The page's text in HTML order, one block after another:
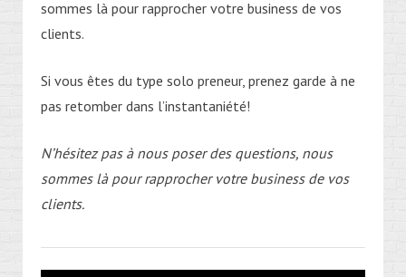
sommes là pour rapprocher votre business de vos
clients.
Si vous êtes du type solo preneur, prenez garde à ne
pas retomber dans l’instantaniété!
N’hésitez pas à nous poser des questions, nous
sommes là pour rapprocher votre business de vos
clients.